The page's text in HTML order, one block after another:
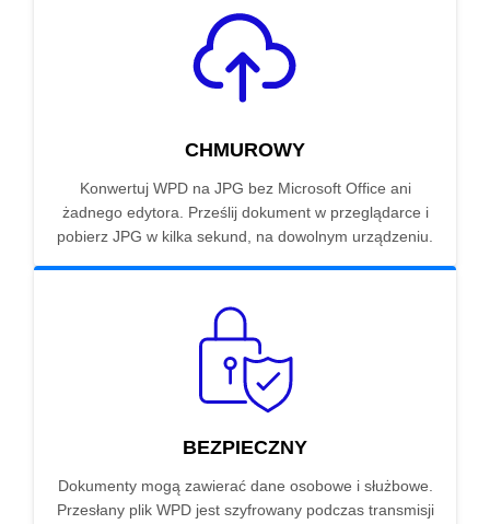
CHMUROWY
Konwertuj WPD na JPG bez Microsoft Office ani
żadnego edytora. Prześlij dokument w przeglądarce i
pobierz JPG w kilka sekund, na dowolnym urządzeniu.
BEZPIECZNY
Dokumenty mogą zawierać dane osobowe i służbowe.
Przesłany plik WPD jest szyfrowany podczas transmisji